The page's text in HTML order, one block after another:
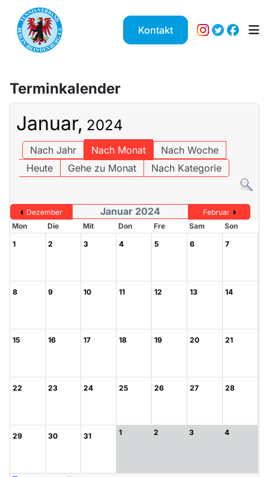
Kontakt
Terminkalender
Januar, 2024
Nach Jahr Nach Monat
Nach Woche
Heute
Gehe zu Monat Nach Kategorie
Dezember Januar 2024
Februar
Mon
Die Mit Don Fre Sam
Son
1
2 3 4 5 6 7
8 9 10 11 12 13 14
15 16 17 18 19 20 21
22 23 24 25 26 27 28
29 30 31 1 2 3 4